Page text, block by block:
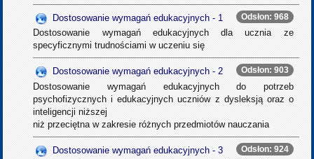
Odsłon: 968
Dostosowanie wymagań edukacyjnych - 1
Dostosowanie wymagań edukacyjnych dla ucznia ze
specyficznymi trudnościami w uczeniu się
Odsłon: 903
Dostosowanie wymagań edukacyjnych - 2
Dostosowanie wymagań edukacyjnych do potrzeb
psychofizycznych i edukacyjnych uczniów z dysleksją oraz o
inteligencji niższej
niż przeciętna w zakresie różnych przedmiotów nauczania
Odsłon: 924
Dostosowanie wymagań edukacyjnych - 3